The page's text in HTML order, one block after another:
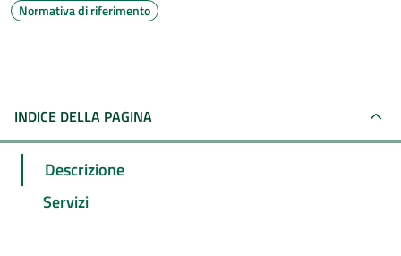
Normativa di riferimento
INDICE DELLA PAGINA
Descrizione
Servizi